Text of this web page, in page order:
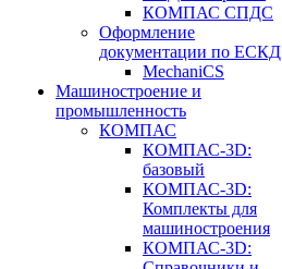
КОМПАС СПДС
Оформление
документации по ЕСКД
MechaniCS
Машиностроение и
промышленность
КОМПАС
КОМПАС-3D:
базовый
КОМПАС-3D:
Комплекты для
машиностроения
КОМПАС-3D: